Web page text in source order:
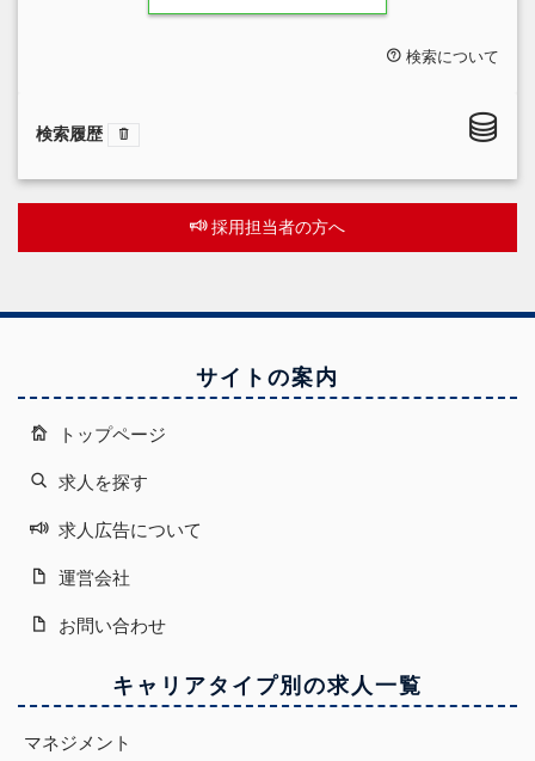
検索について
検索履歴
採用担当者の方へ
サイトの案内
トップページ
求人を探す
求人広告について
運営会社
お問い合わせ
キャリアタイプ別の求人一覧
マネジメント